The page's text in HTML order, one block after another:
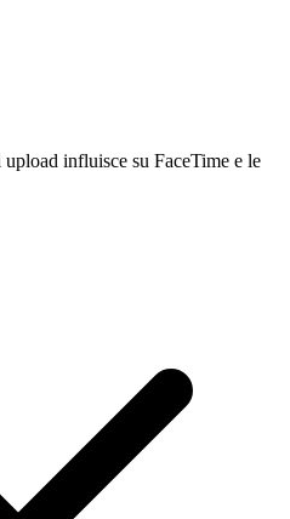
influisce su FaceTime e le